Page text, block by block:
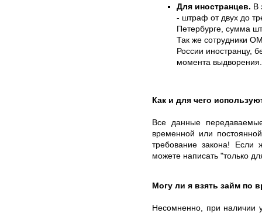
Для иностранцев. В
- штраф от двух до
Петербурге, сумма
Так же сотрудники
России иностранцу,
момента выдворения.
Как и для чего
Все данные
временной или
требование закона! Если
можете написать "только
Могу ли я взять займ по
Несомненно, при наличии